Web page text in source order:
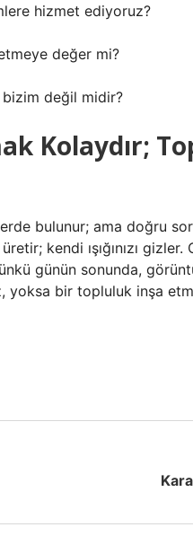
hizmet ediyoruz?
değer mi?
bizim değil midir?
Kolaydır;
bulunur; ama doğru
kendi ışığınızı
günün sonunda,
yoksa bir topluluk inşa